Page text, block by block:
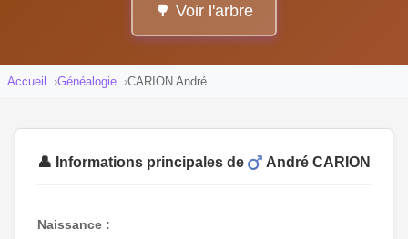
🌳 Voir l'arbre
Accueil Généalogie CARION André
👤 Informations principales de André CARION
Naissance :